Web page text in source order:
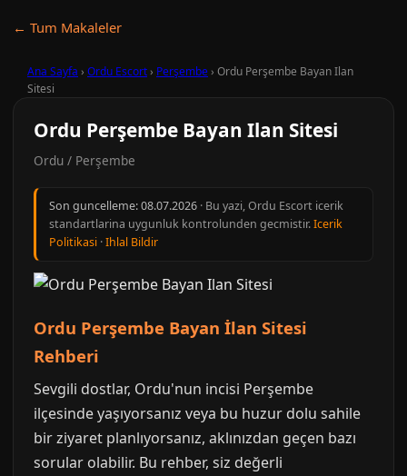
← Tum Makaleler
Ana Sayfa › Ordu Escort› Perşembe› Ordu Perşembe Bayan Ilan
Sitesi
Ordu Perşembe Bayan Ilan Sitesi
Ordu / Perşembe
Son guncelleme:08.07.2026 · Bu yazi, Ordu Escort icerik
standartlarina uygunluk kontrolunden gecmistir.Icerik
Politikasi ·Ihlal Bildir
Ordu Perşembe Bayan İlan Sitesi
Rehberi
Sevgili dostlar, Ordu'nun incisi Perşembe
ilçesinde yaşıyorsanız veya bu huzur dolu sahile
bir ziyaret planlıyorsanız, aklınızdan geçen bazı
sorular olabilir. Bu rehber, siz değerli